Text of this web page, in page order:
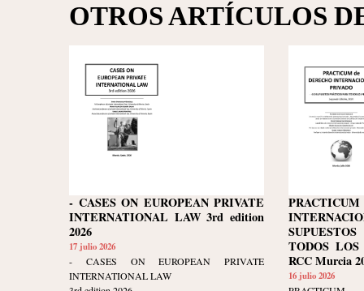
OTROS ARTÍCULOS
- CASES ON EUROPEAN PRIVATE
INTERNATIONAL LAW 3rd edition
2026
17 julio 2026
- CASES ON EUROPEAN PRIVATE
INTERNATIONAL LAW
TODOS
RCC Murcia
16 julio 2026